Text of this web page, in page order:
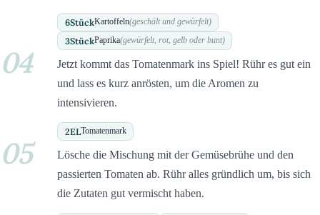
6StückKartoffeln(geschält und gewürfelt)
3StückPaprika(gewürfelt, rot, gelb oder bunt)
04
Jetzt kommt das Tomatenmark ins Spiel! Rühr es gut ein
und lass es kurz anrösten, um die Aromen zu
intensivieren.
2ELTomatenmark
05
Lösche die Mischung mit der Gemüsebrühe und den
passierten Tomaten ab. Rühr alles gründlich um, bis sich
die Zutaten gut vermischt haben.